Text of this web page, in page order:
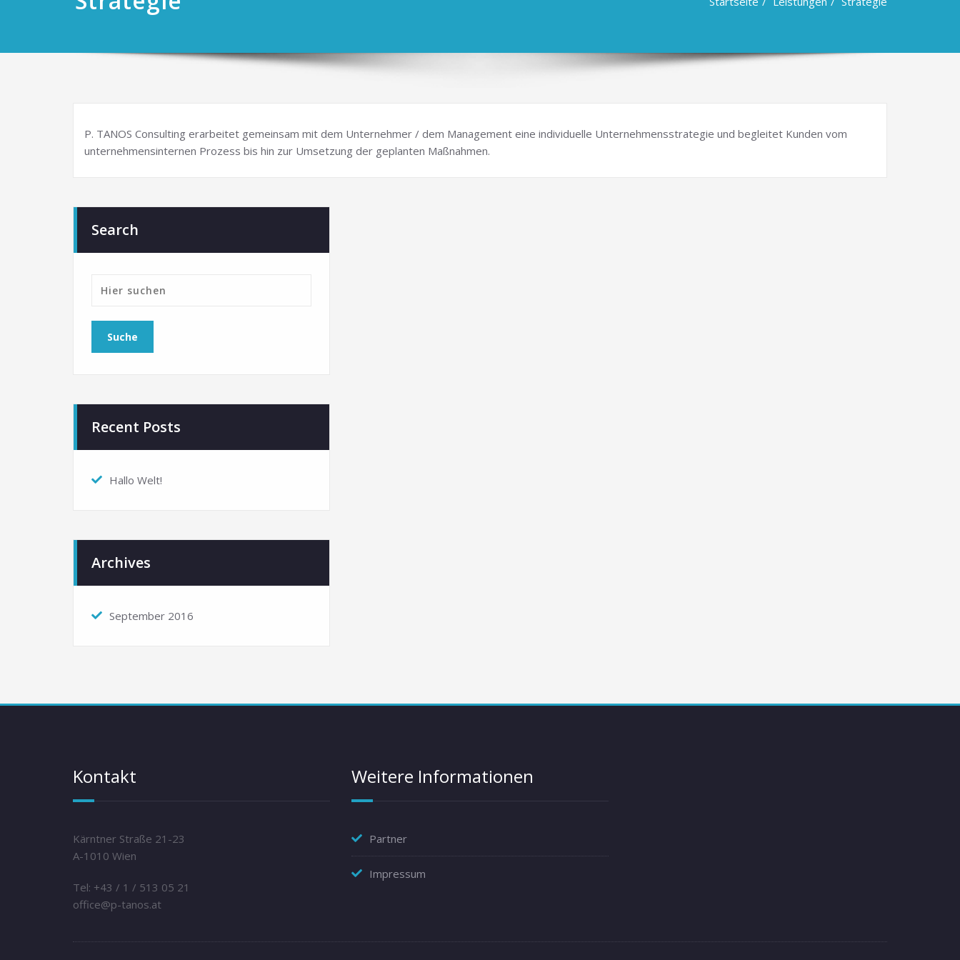
P. TANOS Consulting erarbeitet gemeinsam mit dem Unternehmer / dem Management eine individuelle Unternehmensstrategie und begleitet Kunden vom
unternehmensinternen Prozess bis hin zur Umsetzung der geplanten Maßnahmen.
Search
Recent Posts
Hallo Welt!
Archives
September 2016
Kontakt
Kärntner Straße 21-23
A-1010 Wien
Tel: +43 / 1 / 513 05 21
office@p-tanos.at
Weitere Informationen
Partner
Impressum